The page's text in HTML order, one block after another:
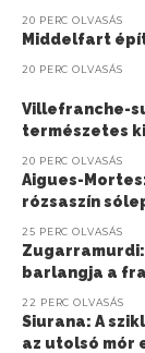
20 PERC OLVASÁS
Middelfart
20 PERC OLVASÁS
Villefranche-
természetes
20 PERC OLVASÁS
Aigues-
rózsaszín
25 PERC OLVASÁS
barlangja a
22 PERC OLVASÁS
Siurana: A
az utolsó mór